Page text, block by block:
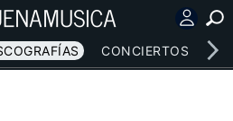
CONCIERTOS